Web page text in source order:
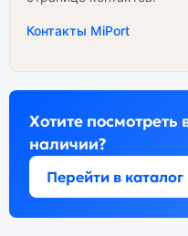
Контакты MiPort
Хотите посмотреть
наличии?
Перейти в каталог